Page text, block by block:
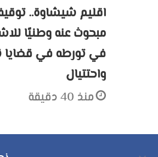
اقليم شيشاوة..
مبحوث عنه وطنيًا
في تورطه في
واحتتيال
منذ 40 دقيقة